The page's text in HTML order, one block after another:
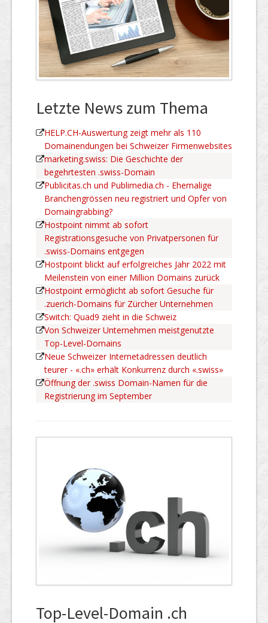
Letzte News zum Thema
HELP.CH-Auswertung zeigt mehr als 110
Domainendungen bei Schweizer Firmenwebsites
marketing.swiss: Die Geschichte der
begehrtesten .swiss-Domain
Publicitas.ch und Publimedia.ch - Ehemalige
Branchengrössen neu registriert und Opfer von
Domaingrabbing?
Hostpoint nimmt ab sofort
Registrationsgesuche von Privatpersonen für
.swiss-Domains entgegen
Hostpoint blickt auf erfolgreiches Jahr 2022 mit
Meilenstein von einer Million Domains zurück
Hostpoint ermöglicht ab sofort Gesuche für
.zuerich-Domains für Zürcher Unternehmen
Switch: Quad9 zieht in die Schweiz
Von Schweizer Unternehmen meistgenutzte
Top-Level-Domains
Neue Schweizer Internetadressen deutlich
teurer - «.ch» erhält Konkurrenz durch «.swiss»
Öffnung der .swiss Domain-Namen für die
Registrierung im September
Top-Level-Domain .ch